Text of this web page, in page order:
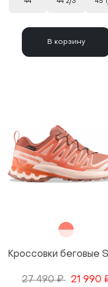
44 44 2/3 45
В корзину
27 490 ₽ 21 990